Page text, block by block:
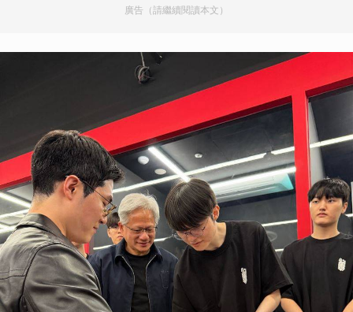
廣告（請繼續閱讀本文）